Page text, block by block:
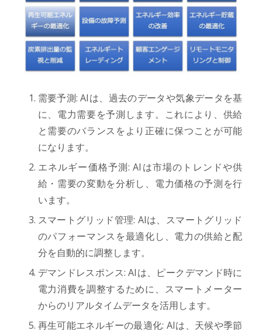
需要予測: AIは、過去のデータや気象データを基
に、電力需要を予測します。これにより、供給
と需要のバランスをより正確に保つことが可能
になります。
エネルギー価格予測: AIは市場のトレンドや供
給・需要の変動を分析し、電力価格の予測を行
います。
スマートグリッド管理: AIは、スマートグリッド
のパフォーマンスを最適化し、電力の供給と配
分を自動的に調整します。
デマンドレスポンス: AIは、ピークデマンド時に
電力消費を調整するために、スマートメーター
からのリアルタイムデータを活用します。
再生可能エネルギーの最適化: AIは、天候や季節